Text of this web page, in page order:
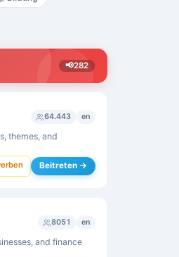
📢282
64.443 en
themes, and
Beitreten →
8051 en
and finance